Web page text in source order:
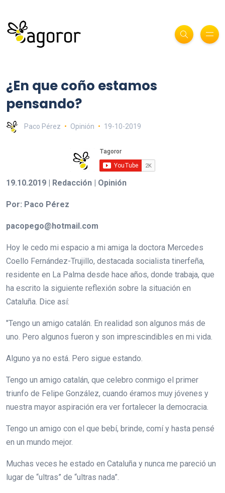
¿En que coño estamos
pensando?
Paco Pérez Opinión 19-10-2019
19.10.2019 | Redacción | Opinión
Por: Paco Pérez
pacopego@hotmail.com
Hoy le cedo mi espacio a mi amiga la doctora Mercedes
Coello Fernández-Trujillo, destacada socialista tinerfeña,
residente en La Palma desde hace años, donde trabaja, que
ha escrito la siguiente reflexión sobre la situación en
Cataluña. Dice así:
"Tengo un amigo catalán. En realidad son algunos más de
uno. Pero algunos fueron y son imprescindibles en mi vida.
Alguno ya no está. Pero sigue estando.
Tengo un amigo catalán, que celebro conmigo el primer
triunfo de Felipe González, cuando éramos muy jóvenes y
nuestra mayor aspiración era ver fortalecer la democracia.
Tengo un amigo con el que bebí, brinde, comí y hasta pensé
en un mundo mejor.
Muchas veces he estado en Cataluña y nunca me pareció un
lugar de “ultras” de “ultras nada”.